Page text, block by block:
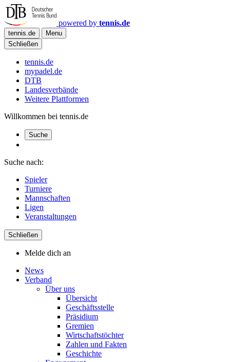
powered by tennis.de
tennis.de
Menu
Schließen
tennis.de
mypadel.de
DTB
Landesverbände
Weitere Plattformen
Willkommen bei tennis.de
Suche
Suche nach:
Spieler
Turniere
Mannschaften
Ligen
Veranstaltungen
Schließen
Melde dich an
News
Verband
Über uns
Übersicht
Geschäftsstelle
Präsidium
Gremien
Wirtschaftstöchter
Zahlen und Fakten
Geschichte